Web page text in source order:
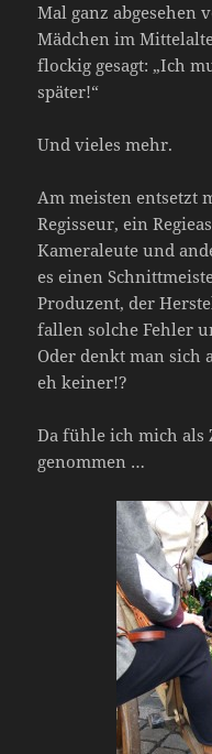
Mal ganz abgesehen
Mädchen im
flockig gesagt: „Ich
später!“
Und vieles mehr.
Am meisten entsetzt
Regisseur, ein
Kameraleute und
es einen
Produzent, der
fallen solche Fehler
Oder denkt man sich
eh keiner!?
Da fühle ich mich als
genommen …